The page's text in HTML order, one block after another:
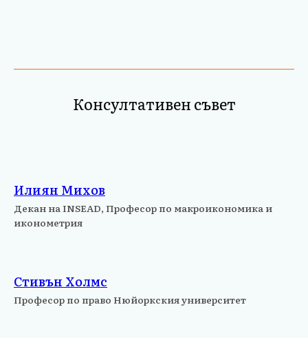
Консултативен съвет
Илиян Михов
Декан на INSEAD, Професор по макроикономика и
иконометрия
Стивън Холмс
Професор по право Нюйоркския университет